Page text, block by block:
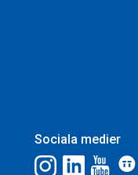
Sociala medier